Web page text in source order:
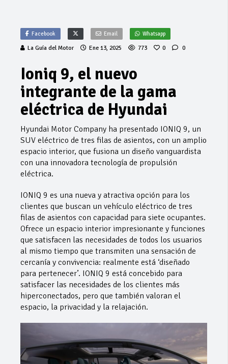
Facebook Email Whatsapp
La Guía del Motor Ene 13, 2025 773 0 0
Ioniq 9, el nuevo
integrante de la gama
eléctrica de Hyundai
Hyundai Motor Company ha presentado IONIQ 9, un
SUV eléctrico de tres filas de asientos, con un amplio
espacio interior, que fusiona un diseño vanguardista
con una innovadora tecnología de propulsión
eléctrica.
IONIQ 9 es una nueva y atractiva opción para los
clientes que buscan un vehículo eléctrico de tres
filas de asientos con capacidad para siete ocupantes.
Ofrece un espacio interior impresionante y funciones
que satisfacen las necesidades de todos los usuarios
al mismo tiempo que transmiten una sensación de
cercanía y convivencia: realmente está ‘diseñado
para pertenecer’. IONIQ 9 está concebido para
satisfacer las necesidades de los clientes más
hiperconectados, pero que también valoran el
espacio, la privacidad y la relajación.